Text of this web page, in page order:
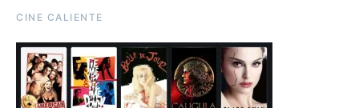
CINE CALIENTE